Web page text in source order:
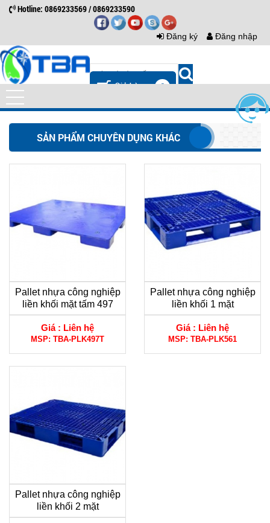
Hotline: 0869233569 / 0869233590
Đăng ký Đăng nhập
0
SẢN PHẨM CHUYÊN DỤNG KHÁC
Pallet nhựa công nghiệp
liền khối mặt tấm 497
Giá : Liên hệ
MSP: TBA-PLK497T
Pallet nhựa công nghiệp
liền khối 1 mặt
Giá : Liên hệ
MSP: TBA-PLK561
Pallet nhựa công nghiệp
liền khối 2 mặt